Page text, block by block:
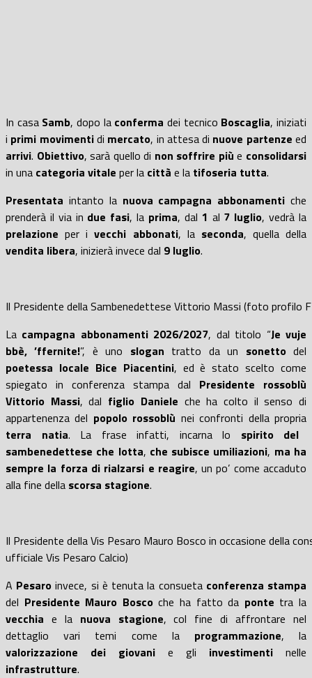
In casa Samb, dopo la conferma dei tecnico Boscaglia, iniziati
i primi movimentidi mercato, in attesa di nuove partenze ed
arrivi. Obiettivo, sarà quello di non soffrire più e consolidarsi
in una categoria vitale per la città e la tifoseria tutta.
Presentata intanto la nuova campagna abbonamenti che
prenderà il via in due fasi, la prima, dal 1 al 7 luglio, vedrà la
prelazione per ivecchi abbonati, la seconda, quella della
vendita libera, inizierà invece dal 9 luglio.
Il Presidente della Sambenedettese Vittorio Massi (foto profilo
La campagna abbonamenti 2026/2027, dal titolo “Je vuje
bbè, ’ffernite!”, è uno slogan tratto da un sonettodel
poetessa locale Bice Piacentini, ed è stato scelto come
spiegato in conferenza stampa dal Presidente rossoblù
Vittorio Massi, dal figlio Daniele che ha colto il senso di
appartenenza del popolo rossoblù nei confronti della propria
terra natia. La frase infatti, incarna lo spirito
del
sambenedettese che lotta, che subisce umiliazioni, ma ha
sempre la forza di rialzarsi e reagire, un po’ come accaduto
alla fine della scorsa stagione.
Il Presidente della Vis Pesaro Mauro Bosco in occasione della
ufficiale Vis Pesaro Calcio)
A Pesaro invece, si è tenuta la consueta conferenza stampa
del Presidente Mauro Boscoche ha fatto da ponte tra la
vecchia e la nuova stagione, col fine di affrontare nel
dettaglio vari temi come la programmazione, la
valorizzazione dei giovani e gli investimenti nelle
infrastrutture.